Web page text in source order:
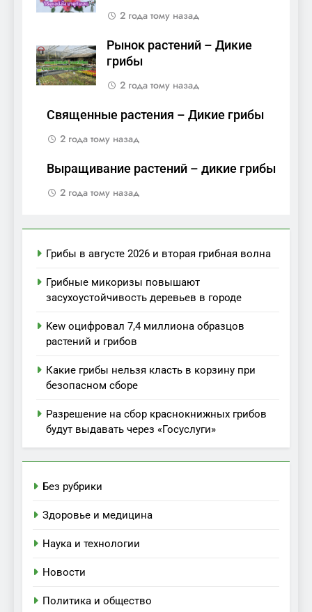
2 года тому назад
Рынок растений – Дикие
грибы
2 года тому назад
Священные растения – Дикие грибы
2 года тому назад
Выращивание растений – дикие грибы
2 года тому назад
Грибы в августе 2026 и вторая грибная волна
Грибные микоризы повышают
засухоустойчивость деревьев в городе
Kew оцифровал 7,4 миллиона образцов
растений и грибов
Какие грибы нельзя класть в корзину при
безопасном сборе
Разрешение на сбор краснокнижных грибов
будут выдавать через «Госуслуги»
Без рубрики
Здоровье и медицина
Наука и технологии
Новости
Политика и общество